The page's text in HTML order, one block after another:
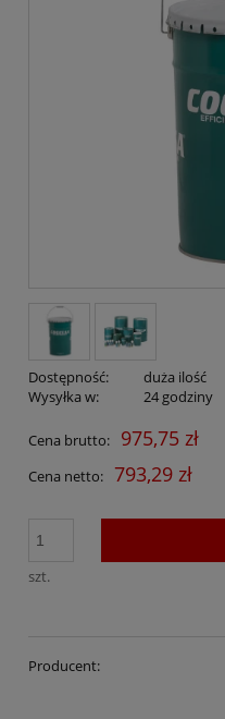
Dostępność:
duża ilość
Wysyłka w:
24 godziny
Cena brutto: 975,75 zł
Cena netto: 793,29 zł
szt.
Producent: